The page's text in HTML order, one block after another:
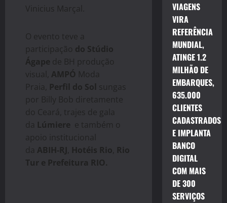
Vinicius Marçal.
O evento teve a
participação do Stúdio
Ágape de BH produção
visual, AMPÓ Moda
Praia, Perfil do Sol sungas
por Billy Bob diretamente
do Ceará, trajes de gala
da Lúmiere e também o
apoio institucional
da ABIH-RJ Hotéis Rio Rio
Tur e Prefeitura RIO.
VIAGENS
VIRA
REFERÊNCIA
MUNDIAL,
ATINGE 1.2
MILHÃO DE
EMBARQUES,
635.000
CLIENTES
CADASTRADOS
E IMPLANTA
BANCO
DIGITAL
COM MAIS
DE 300
SERVIÇOS